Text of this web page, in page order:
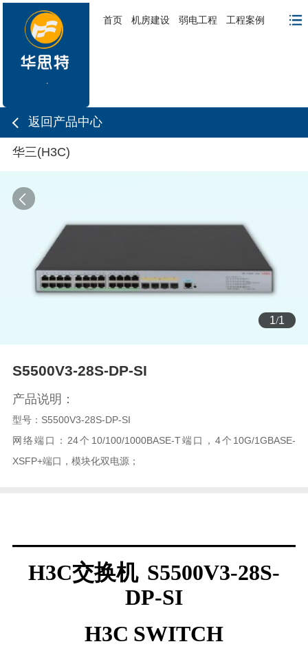
首页 机房建设 弱电工程 工程案例
返回产品中心
华三(H3C)
1/1
S5500V3-28S-DP-SI
产品说明：
型号： S5500V3-28S-DP-SI
网络端口：24个10/100/1000BASE-T端口，4个10G/1GBASE-
XSFP+端口，模块化双电源；
H3C交换机 S5500V3-28S-
DP-SI
H3C SWITCH